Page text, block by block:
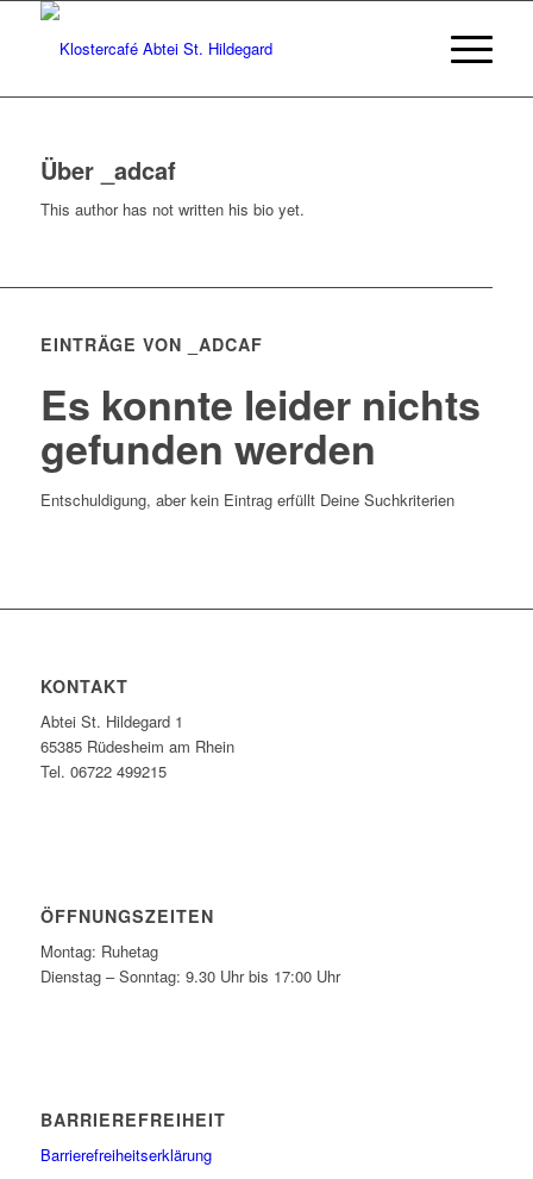
Über _adcaf
This author has not written his bio yet.
EINTRÄGE VON _ADCAF
Es konnte leider nichts
gefunden werden
Entschuldigung, aber kein Eintrag erfüllt Deine Suchkriterien
KONTAKT
Abtei St. Hildegard 1
65385 Rüdesheim am Rhein
Tel. 06722 499215
ÖFFNUNGSZEITEN
Montag: Ruhetag
Dienstag – Sonntag: 9.30 Uhr bis 17:00 Uhr
BARRIEREFREIHEIT
Barrierefreiheitserklärung